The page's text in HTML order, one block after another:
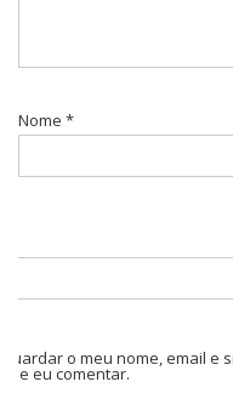
Nome *
Guardar o meu nome, email
que eu comentar.